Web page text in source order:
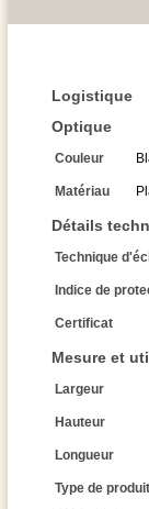
Logistique
Optique
Couleur
Matériau
Détails
Technique
Indice de
Certificat
Mesure et
Largeur
Hauteur
Longueur
Type de produit